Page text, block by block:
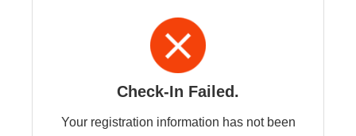
Check-In Failed.
Your registration information has not been